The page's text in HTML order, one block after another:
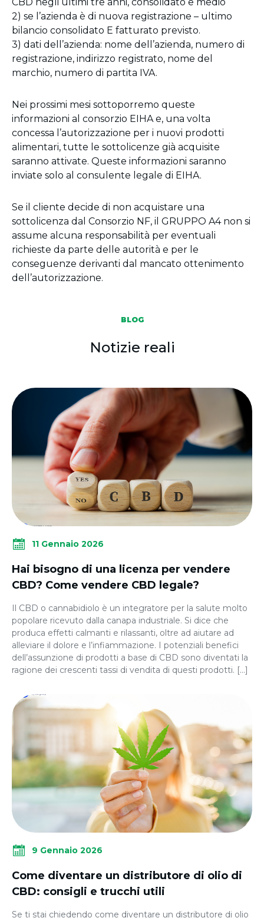
CBD negli ultimi tre anni, consolidato e medio
2) se l’azienda è di nuova registrazione – ultimo
bilancio consolidato E fatturato previsto.
3) dati dell’azienda: nome dell’azienda, numero di
registrazione, indirizzo registrato, nome del
marchio, numero di partita IVA.
Nei prossimi mesi sottoporremo queste
informazioni al consorzio EIHA e, una volta
concessa l’autorizzazione per i nuovi prodotti
alimentari, tutte le sottolicenze già acquisite
saranno attivate. Queste informazioni saranno
inviate solo al consulente legale di EIHA.
Se il cliente decide di non acquistare una
sottolicenza dal Consorzio NF, il GRUPPO A4 non si
assume alcuna responsabilità per eventuali
richieste da parte delle autorità e per le
conseguenze derivanti dal mancato ottenimento
dell’autorizzazione.
BLOG
Notizie reali
11 Gennaio 2026
Hai bisogno di una licenza per vendere
CBD? Come vendere CBD legale?
Il CBD o cannabidiolo è un integratore per la salute molto
popolare ricevuto dalla canapa industriale. Si dice che
produca effetti calmanti e rilassanti, oltre ad aiutare ad
alleviare il dolore e l’infiammazione. I potenziali benefici
dell’assunzione di prodotti a base di CBD sono diventati la
ragione dei crescenti tassi di vendita di questi prodotti. […]
9 Gennaio 2026
Come diventare un distributore di olio di
CBD: consigli e trucchi utili
Se ti stai chiedendo come diventare un distributore di olio